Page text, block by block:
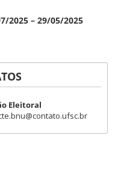
2025 – 29/05/2025
Eleitoral